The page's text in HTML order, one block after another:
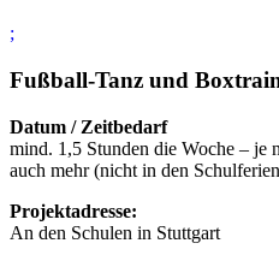
;
Fußball-Tanz und
Datum / Zeitbedarf
mind. 1,5 Stunden die Woche – je
auch mehr (nicht in den
Projektadresse:
An den Schulen in Stuttgart